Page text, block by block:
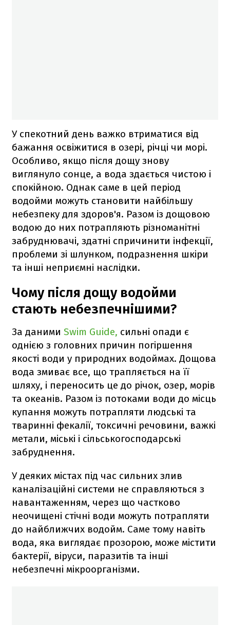
У спекотний день важко втриматися від
бажання освіжитися в озері, річці чи морі.
Особливо, якщо після дощу знову
виглянуло сонце, а вода здається чистою і
спокійною. Однак саме в цей період
водойми можуть становити найбільшу
небезпеку для здоров'я. Разом із дощовою
водою до них потрапляють різноманітні
забруднювачі, здатні спричинити інфекції,
проблеми зі шлунком, подразнення шкіри
та інші неприємні наслідки.
Чому після дощу водойми
стають небезпечнішими?
За даними Swim Guide, сильні опади є
однією з головних причин погіршення
якості води у природних водоймах. Дощова
вода змиває все, що трапляється на її
шляху, і переносить це до річок, озер, морів
та океанів. Разом із потоками води до місць
купання можуть потрапляти людські та
тваринні фекалії, токсичні речовини, важкі
метали, міські і сільськогосподарські
забруднення.
У деяких містах під час сильних злив
каналізаційні системи не справляються з
навантаженням, через що частково
неочищені стічні води можуть потрапляти
до найближчих водойм. Саме тому навіть
вода, яка виглядає прозорою, може містити
бактерії, віруси, паразитів та інші
небезпечні мікроорганізми.